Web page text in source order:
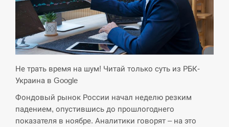
СЕРПЕНЬ
14:53
Экс-послу в США Стефанишиной вручили новое
подозрение и избирают меру…
СЕРПЕНЬ
У Росії розгортається ракетний підрозділ КНДР –
Reuters
Не трать время на шум! Читай только суть из РБК-
Украина в Google
Фондовый рынок России начал неделю резким
падением, опустившись до прошлогоднего
показателя в ноябре. Аналитики говорят – на это